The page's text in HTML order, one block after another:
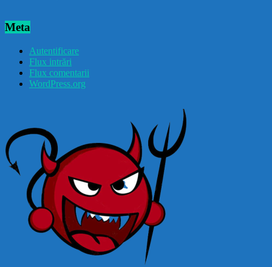
Meta
Autentificare
Flux intrări
Flux comentarii
WordPress.org